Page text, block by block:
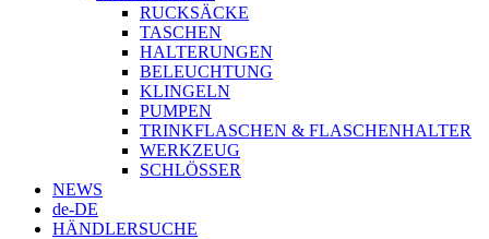
RUCKSÄCKE
TASCHEN
HALTERUNGEN
BELEUCHTUNG
KLINGELN
PUMPEN
TRINKFLASCHEN & FLASCHENHALTER
WERKZEUG
SCHLÖSSER
NEWS
de-DE
HÄNDLERSUCHE